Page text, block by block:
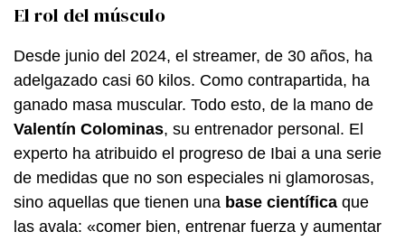
El rol del músculo
Desde junio del 2024, el streamer, de 30 años, ha
adelgazado casi 60 kilos. Como contrapartida, ha
ganado masa muscular. Todo esto, de la mano de
Valentín Colominas, su entrenador personal. El
experto ha atribuido el progreso de Ibai a una serie
de medidas que no son especiales ni glamorosas,
sino aquellas que tienen una base científica que
las avala: «comer bien, entrenar fuerza y aumentar